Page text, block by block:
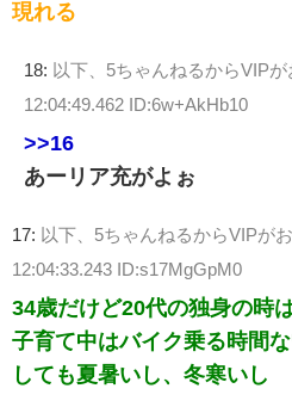
現れる
18: 以下、5ちゃんねるからVIP
12:04:49.462 ID:6w+AkHb10
>>16
あーリア充がよぉ
17: 以下、5ちゃんねるからVIPが
12:04:33.243 ID:s17MgGpM0
34歳だけど20代の独身の時
子育て中はバイク乗る時間
しても夏暑いし、冬寒いし